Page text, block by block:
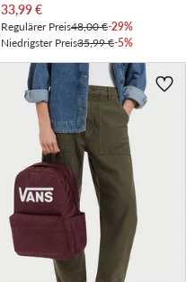
Aktueller Preis
33,99€
Regulärer Preis48,00 €-29%
Niedrigster Preis35,99 €-5%